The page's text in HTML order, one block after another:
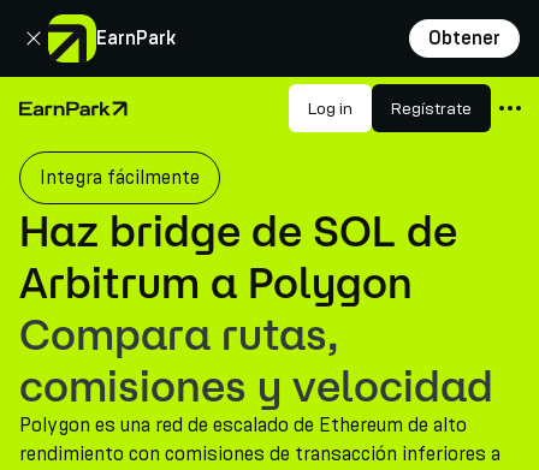
EarnPark Obtener
Cerrar
Página de inicio Log in Regístrate
Productos
Mercados
Calculadoras
PARK Token
Recursos
Compañía
Integra fácilmente
Haz bridge de SOL de
Arbitrum a Polygon
Compara rutas,
comisiones y velocidad
Polygon es una red de escalado de Ethereum de alto
rendimiento con comisiones de transacción inferiores a